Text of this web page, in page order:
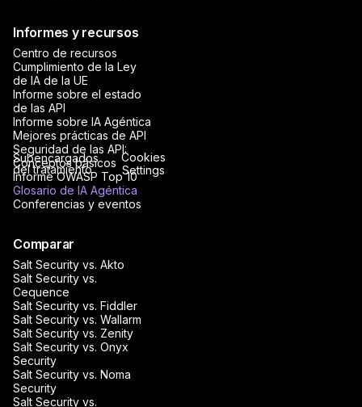
Informes y recursos
Centro de recursos
Cumplimiento de la Ley
de IA de la UE
Informe sobre el estado
de las API
Informe sobre IA Agéntica
Mejores prácticas de API
Seguridad de las API:
Conceptos básicos
Informe OWASP Top 10
Glosario de IA Agéntica
Conferencias y eventos
Comparar
Salt Security vs. Akto
Salt Security vs.
Cequence
Salt Security vs. Fiddler
Salt Security vs. Wallarm
Salt Security vs. Zenity
Salt Security vs. Onyx
Security
Salt Security vs. Noma
Security
Salt Security vs.
Subencargados
del tratamiento
Cookies
Settings